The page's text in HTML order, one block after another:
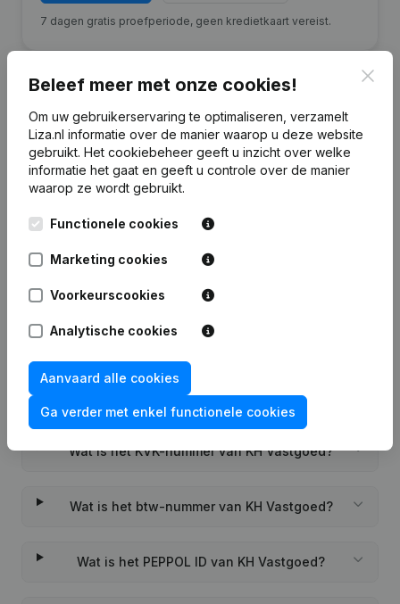
7 dagen gratis proefperiode, geen kredietkaart vereist.
Financiële gegevensvan KH Vastgoed
2025
vermogen
Personeel
Veelgestelde vragen
Wat is het KVK-nummer van KH Vastgoed?
Wat is het btw-nummer van KH Vastgoed?
Wat is het PEPPOL ID van KH Vastgoed?
Beleef meer met onze cookies!
Om uw gebruikerservaring te optimaliseren, verzamelt
Liza.nl informatie over de manier waarop u deze website
gebruikt. Het cookiebeheer geeft u inzicht over welke
informatie het gaat en geeft u controle over de manier
waarop ze wordt gebruikt.
Functionele cookies
Marketing cookies
Voorkeurscookies
Analytische cookies
Aanvaard alle cookies
Ga verder met enkel functionele cookies